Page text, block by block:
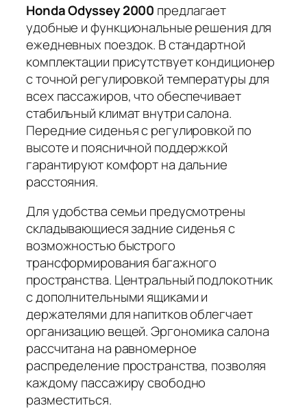
Honda Odyssey 2000 предлагает
удобные и функциональные решения для
ежедневных поездок. В стандартной
комплектации присутствует кондиционер
с точной регулировкой температуры для
всех пассажиров, что обеспечивает
стабильный климат внутри салона.
Передние сиденья с регулировкой по
высоте и поясничной поддержкой
гарантируют комфорт на дальние
расстояния.
Для удобства семьи предусмотрены
складывающиеся задние сиденья с
возможностью быстрого
трансформирования багажного
пространства. Центральный подлокотник
с дополнительными ящиками и
держателями для напитков облегчает
организацию вещей.Эргономика салона
рассчитана на равномерное
распределение пространства, позволяя
каждому пассажиру свободно
разместиться.